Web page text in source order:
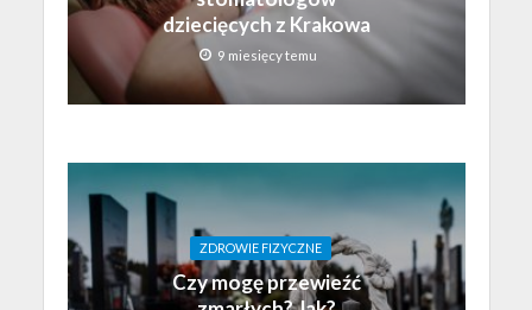
dziecięcych z Krakowa
9 miesięcy temu
ZDROWIE FIZYCZNE
Czy mogę przewieźć